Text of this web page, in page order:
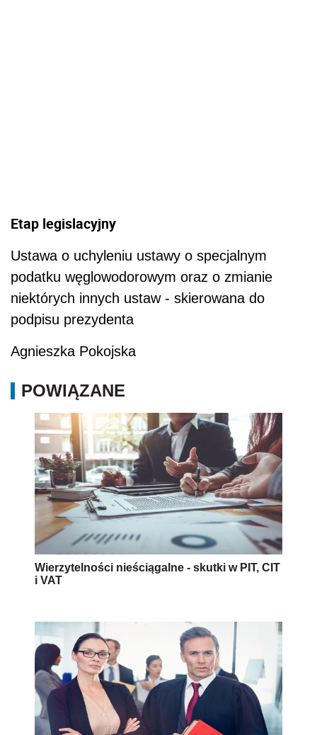
Etap legislacyjny
Ustawa o uchyleniu ustawy o specjalnym
podatku węglowodorowym oraz o zmianie
niektórych innych ustaw - skierowana do
podpisu prezydenta
Agnieszka Pokojska
POWIĄZANE
Wierzytelności nieściągalne - skutki w PIT, CIT
i VAT